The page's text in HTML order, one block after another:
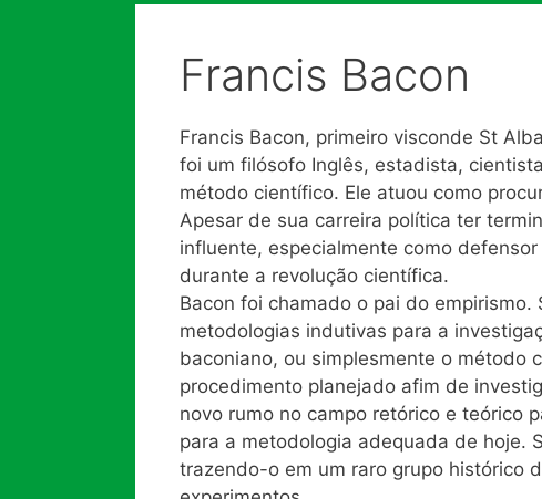
Francis Bacon
Francis Bacon, primeiro visconde St
foi um filósofo Inglês, estadista,
método científico. Ele atuou como
Apesar de sua carreira política ter
influente, especialmente como
durante a revolução científica.
Bacon foi chamado o pai do
metodologias indutivas para a
baconiano, ou simplesmente o método
procedimento planejado afim de
novo rumo no campo retórico e teórico
para a metodologia adequada de hoje.
trazendo-o em um raro grupo histórico